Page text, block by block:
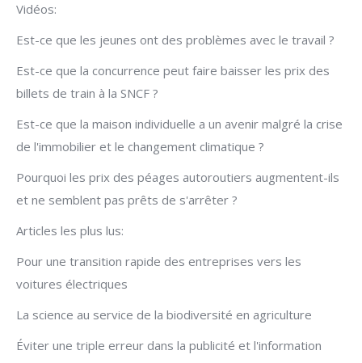
Vidéos:
Est-ce que les jeunes ont des problèmes avec le travail ?
Est-ce que la concurrence peut faire baisser les prix des
billets de train à la SNCF ?
Est-ce que la maison individuelle a un avenir malgré la crise
de l'immobilier et le changement climatique ?
Pourquoi les prix des péages autoroutiers augmentent-ils
et ne semblent pas prêts de s'arrêter ?
Articles les plus lus:
Pour une transition rapide des entreprises vers les
voitures électriques
La science au service de la biodiversité en agriculture
Éviter une triple erreur dans la publicité et l'information